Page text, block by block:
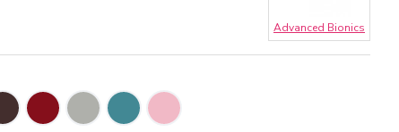
Advanced Bionics